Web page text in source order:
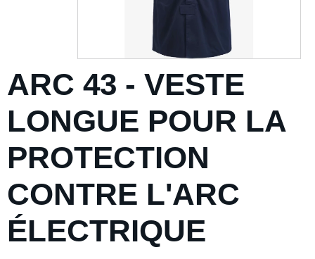
ARC 43 - VESTE
LONGUE POUR LA
PROTECTION
CONTRE L'ARC
ÉLECTRIQUE